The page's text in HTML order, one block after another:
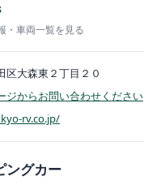
・車両一覧を見る
区大森東２丁目２０
ジからお問い合わせください
rv.co.jp/
ングカー